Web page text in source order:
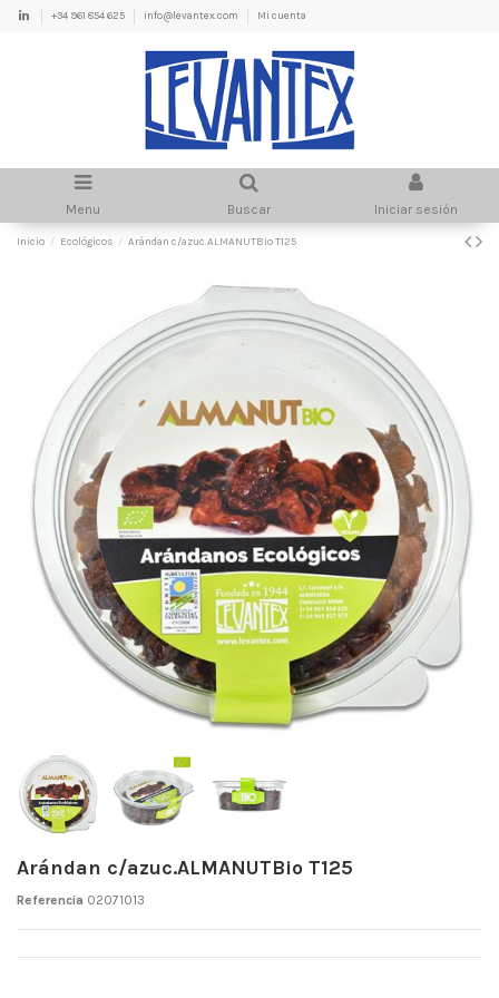
+34 961 854 625 info@levantex.com Mi cuenta
Menu Buscar Iniciar sesión
Inicio Ecológicos Arándan c/azuc.ALMANUTBio T125
Arándan c/azuc.ALMANUTBio T125
Referencia 02071013